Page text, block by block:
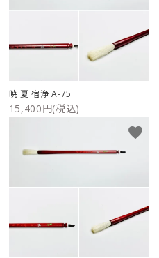
暁 夏 宿浄 A-75
15,400円(税込)
favorite